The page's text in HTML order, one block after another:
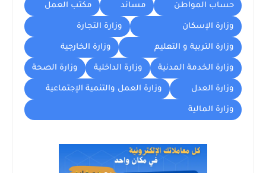
حساب المواطن مساند مكتب العمل
وزارة الإسكان وزارة التجارة
وزارة التربية و التعليم وزارة الخارجية
وزارة الخدمة المدنية وزارة الداخلية وزارة الصحة
وزارة العدل وزارة العمل والتنمية الإجتماعية
وزارة المالية